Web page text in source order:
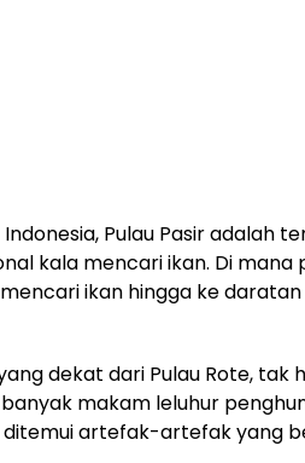
Pulau Pasir adalah
kala mencari ikan. Di mana
ikan hingga ke
dekat dari Pulau Rote, tak
makam leluhur
ditemui artefak-artefak yang